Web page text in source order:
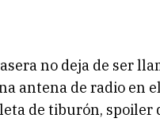
no deja de ser
antena de radio en
de tiburón, spoiler